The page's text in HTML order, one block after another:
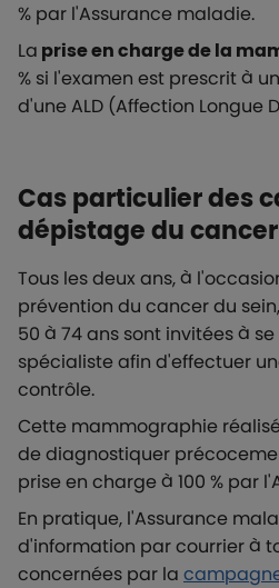
% par l'Assurance maladie.
La prise en charge de la
% si l'examen est prescrit à
d'une ALD (Affection Longue
Cas particulier des
dépistage du
Tous les deux ans, à
prévention du cancer du
50 à 74 ans sont invitées à
spécialiste afin d'effectuer
contrôle.
Cette mammographie
de diagnostiquer
prise en charge à 100 % par
En pratique, l'Assurance
d'information par courrier à
concernées par la